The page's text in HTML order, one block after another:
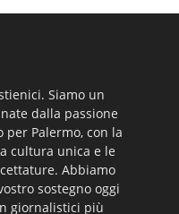
Siamo un
dalla passione
Palermo, con la
cultura unica e le
Abbiamo
sostegno oggi
giornalistici più